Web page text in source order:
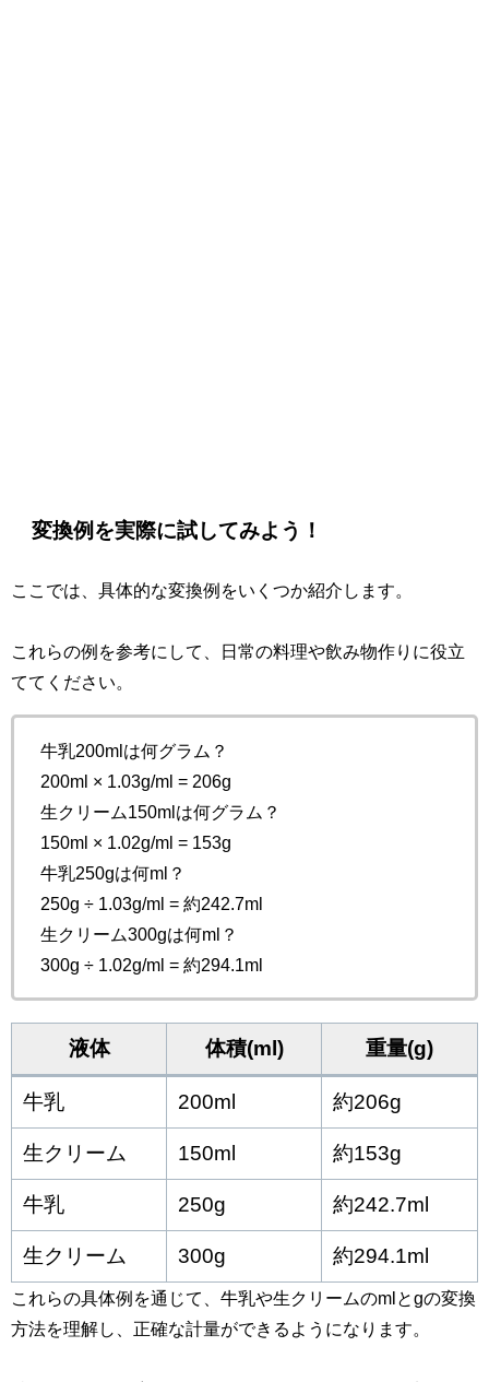
変換例を実際に試してみよう！
ここでは、具体的な変換例をいくつか紹介します。
これらの例を参考にして、日常の料理や飲み物作りに役立
ててください。
牛乳200mlは何グラム？
200ml × 1.03g/ml = 206g
生クリーム150mlは何グラム？
150ml × 1.02g/ml = 153g
牛乳250gは何ml？
250g ÷ 1.03g/ml = 約242.7ml
生クリーム300gは何ml？
300g ÷ 1.02g/ml = 約294.1ml
液体 体積(ml) 重量(g)
牛乳 200ml 約206g
生クリーム 150ml 約153g
牛乳 250g 約242.7ml
生クリーム 300g 約294.1ml
これらの具体例を通じて、牛乳や生クリームのmlとgの変換
方法を理解し、正確な計量ができるようになります。